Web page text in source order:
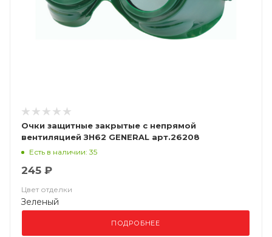
Очки защитные закрытые с непрямой
вентиляцией ЗН62 GENERAL арт.26208
Есть в наличии: 35
245 ₽
Цвет отделки
Зеленый
ПОДРОБНЕЕ